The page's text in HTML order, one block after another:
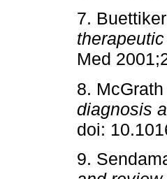
7.
Med
8.
diagnosis
doi:
9.